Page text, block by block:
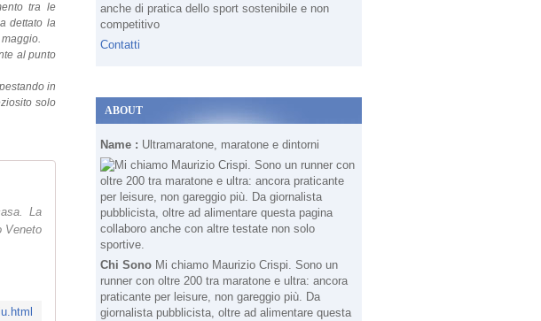
tra le
dettato la
al punto
in
solo
La
Veneto
anche di pratica dello sport sostenibile e non
competitivo
Contatti
ABOUT
Name : Ultramaratone, maratone e dintorni
Chi Sono Mi chiamo Maurizio Crispi. Sono un
runner con oltre 200 tra maratone e ultra: ancora
praticante per leisure, non gareggio più. Da
giornalista pubblicista, oltre ad alimentare questa